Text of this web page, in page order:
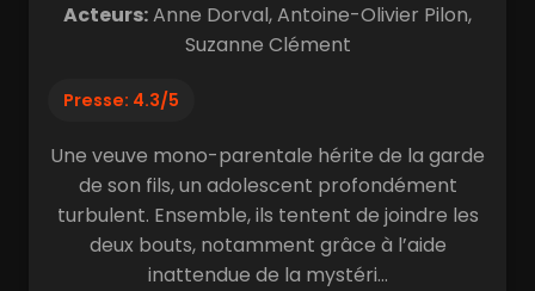
Acteurs:Anne Dorval, Antoine-Olivier Pilon,
Suzanne Clément
Presse: 4.3/5
Une veuve mono-parentale hérite de la garde
de son fils, un adolescent profondément
turbulent. Ensemble, ils tentent de joindre les
deux bouts, notamment grâce à l’aide
inattendue de la mystéri...